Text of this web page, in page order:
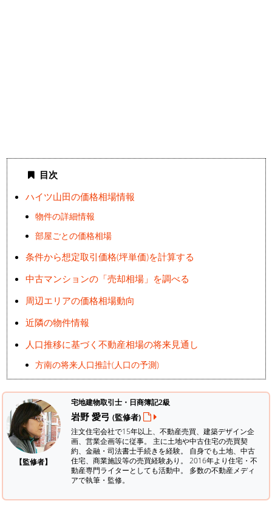
目次
ハイツ山田の価格相場情報
物件の詳細情報
部屋ごとの価格相場
条件から想定取引価格(坪単価)を計算する
中古マンションの「売却相場」を調べる
周辺エリアの価格相場動向
近隣の物件情報
人口推移に基づく不動産相場の将来見通し
方南の将来人口推計(人口の予測)
【監修者】
宅地建物取引士・日商簿記2級
岩野 愛弓 (監修者)
注文住宅会社で15年以上、不動産売買、建築デザイン企
画、営業企画等に従事。 主に土地や中古住宅の売買契
約、金融・司法書士手続きを経験。 自身でも土地、中古
住宅、商業施設等の売買経験あり。 2016年より住宅・不
動産専門ライターとしても活動中。 多数の不動産メディ
アで執筆・監修。